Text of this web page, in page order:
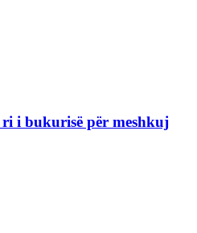
ri i bukurisë për meshkuj